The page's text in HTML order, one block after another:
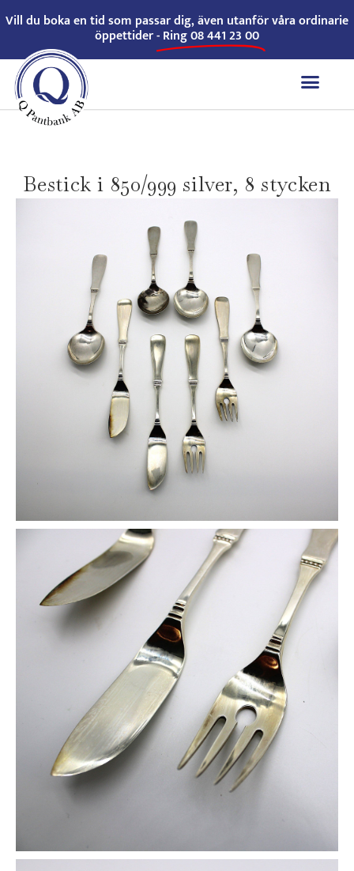
Vill du boka en tid som passar dig, även utanför våra ordinarie
öppettider -Ring 08 441 23 00
Bestick i 850/999 silver, 8 stycken